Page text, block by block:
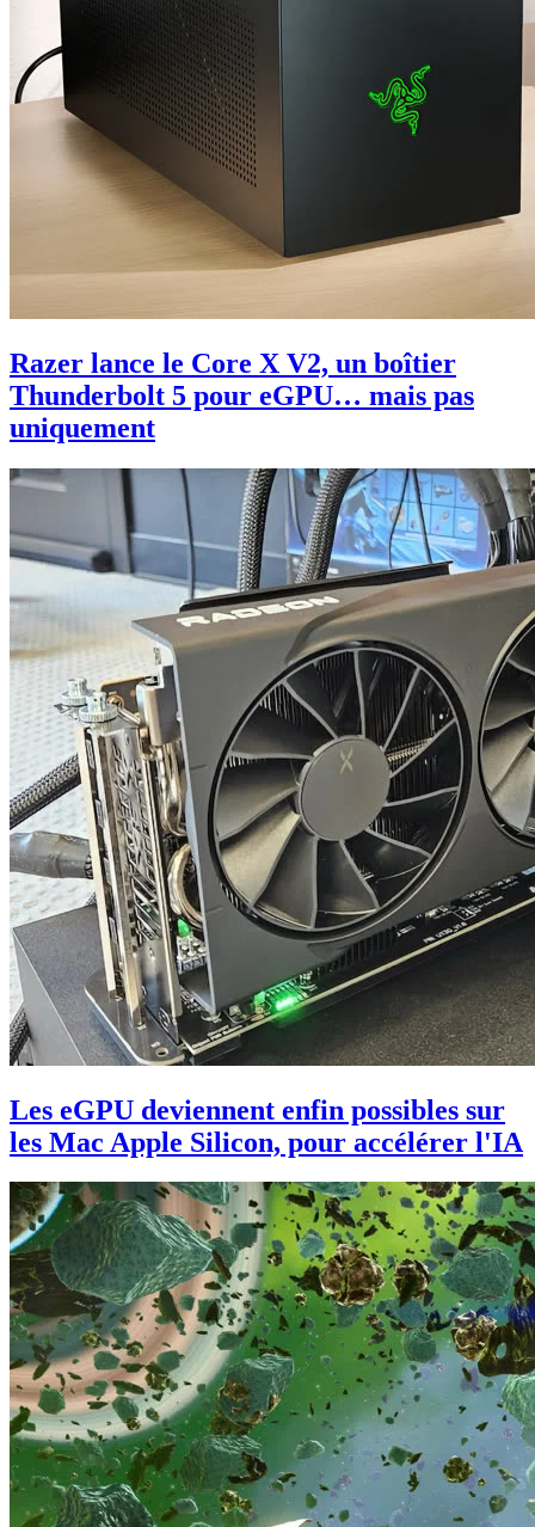
Razer lance le Core X V2, un boîtier
Thunderbolt 5 pour eGPU… mais pas
uniquement
Les eGPU deviennent enfin possibles sur
les Mac Apple Silicon, pour accélérer l'IA